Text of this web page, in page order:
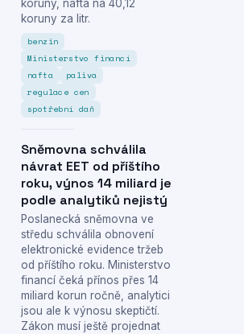
koruny, nafta na 40,12
koruny za litr.
benzin
Ministerstvo financí
nafta
paliva
regulace cen
spotřební daň
Sněmovna schválila
návrat EET od příštího
roku, výnos 14 miliard je
podle analytiků nejistý
Poslanecká sněmovna ve
středu schválila obnovení
elektronické evidence tržeb
od příštího roku. Ministerstvo
financí čeká přínos přes 14
miliard korun ročně, analytici
jsou ale k výnosu skeptičtí.
Zákon musí ještě projednat